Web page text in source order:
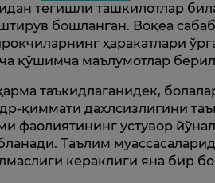
тегишли ташкилотлар
бошланган. Воқеа
ҳаракатлари
қўшимча маълумотлар
таъкидлаганидек,
қиммати дахлсизлигини
фаолиятининг устувор
Таълим
кераклиги яна бир